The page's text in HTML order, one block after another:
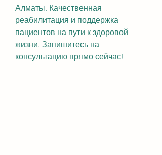
Алматы. Качественная
реабилитация и поддержка
пациентов на пути к здоровой
жизни. Запишитесь на
консультацию прямо сейчас!